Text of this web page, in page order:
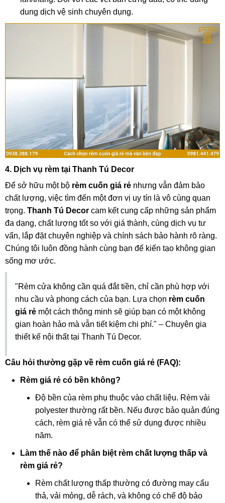
dung dịch vệ sinh chuyên dụng.
4. Dịch vụ rèm tại Thanh Tú Decor
Để sở hữu một bộ rèm cuốn giá rẻ nhưng vẫn đảm bảo
chất lượng, việc tìm đến một đơn vị uy tín là vô cùng quan
trọng. Thanh Tú Decor cam kết cung cấp những sản phẩm
đa dạng, chất lượng tốt so với giá thành, cùng dịch vụ tư
vấn, lắp đặt chuyên nghiệp và chính sách bảo hành rõ ràng.
Chúng tôi luôn đồng hành cùng bạn để kiến tạo không gian
sống mơ ước.
"Rèm cửa không cần quá đắt tiền, chỉ cần phù hợp với
nhu cầu và phong cách của bạn. Lựa chọn rèm cuốn
giá rẻ một cách thông minh sẽ giúp bạn có một không
gian hoàn hảo mà vẫn tiết kiệm chi phí." – Chuyên gia
thiết kế nội thất tại Thanh Tú Decor.
Câu hỏi thường gặp về rèm cuốn giá rẻ (FAQ):
Rèm giá rẻ có bền không?
Độ bền của rèm phụ thuộc vào chất liệu. Rèm vải
polyester thường rất bền. Nếu được bảo quản đúng
cách, rèm giá rẻ vẫn có thể sử dụng được nhiều
năm.
Làm thế nào để phân biệt rèm chất lượng thấp và
rèm giá rẻ?
Rèm chất lượng thấp thường có đường may cẩu
thả, vải mỏng, dễ rách, và không có chế độ bảo